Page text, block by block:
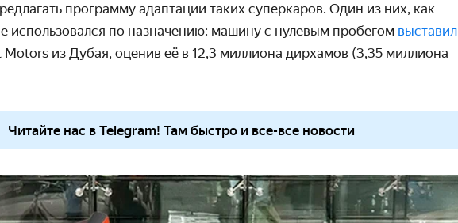
программу адаптации таких суперкаров. Один из них, как
использовался по назначению: машину с нулевым пробегом выставил
Motors из Дубая, оценив её в 12,3 миллиона дирхамов (3,35 миллиона
Читайте нас в Telegram! Там быстро и все-все новости